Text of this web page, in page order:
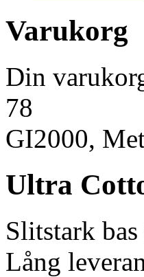
Varukorg
Din
78
GI2000,
Ultra
Slitstark
Lång